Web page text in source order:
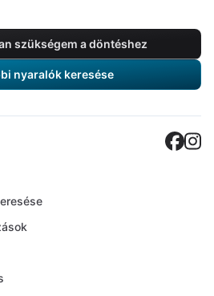
szükségem a döntéshez
nyaralók keresése